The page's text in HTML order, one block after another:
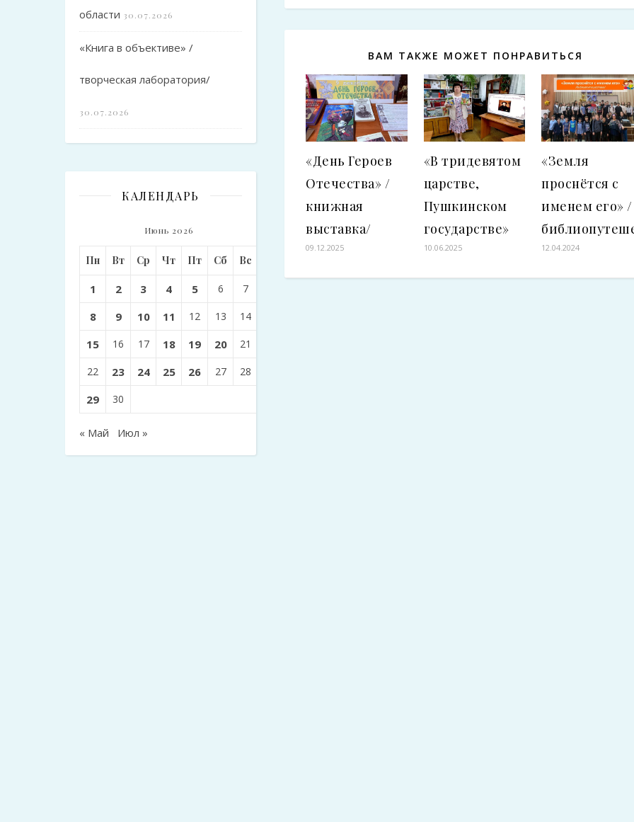
области 30.07.2026
«Книга в объективе» /
творческая лаборатория/
30.07.2026
КАЛЕНДАРЬ
Июнь 2026
Пн Вт Ср Чт Пт Сб Вс
1 2 3 4 5 6 7
8 9 10 11 12 13 14
15 16 17 18 19 20 21
22 23 24 25 26 27 28
29 30
« Май Июл »
ВАМ ТАКЖЕ МОЖЕТ ПОНРАВИТЬСЯ
«День Героев
Отечества» /
книжная
выставка/
09.12.2025
«В тридевятом
царстве,
Пушкинском
государстве»
10.06.2025
«Земля
проснётся с
именем его» /
12.04.2024